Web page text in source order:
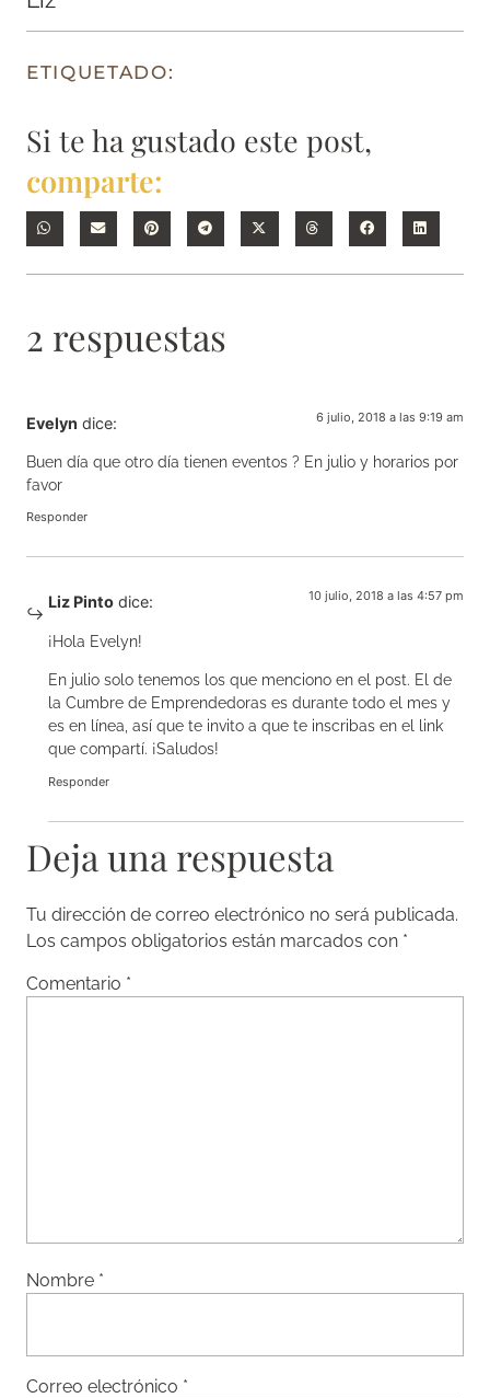
ETIQUETADO:
Si te ha gustado este post,
comparte:
2 respuestas
Evelyn dice: 6 julio, 2018 a las 9:19 am
Buen día que otro día tienen eventos ? En julio y horarios por
favor
Responder
Liz Pinto dice: 10 julio, 2018 a las 4:57 pm
¡Hola Evelyn!
En julio solo tenemos los que menciono en el post. El de
la Cumbre de Emprendedoras es durante todo el mes y
es en línea, así que te invito a que te inscribas en el link
que compartí. ¡Saludos!
Responder
Deja una respuesta
Tu dirección de correo electrónico no será publicada.
Los campos obligatorios están marcados con *
Comentario *
Nombre *
Correo electrónico *